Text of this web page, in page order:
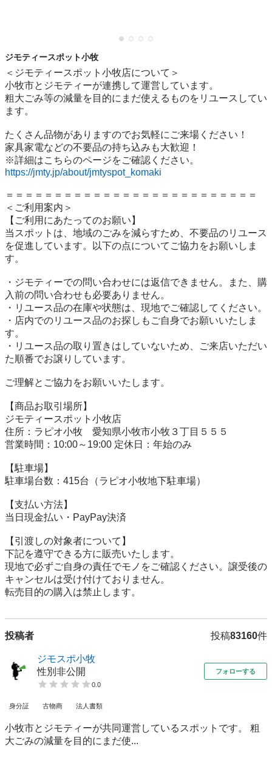
ジモティースポット小牧
＜ジモティースポット小牧店について＞
小牧市とジモティーが連携して運営しています。
粗⼤ごみ等の減量を⽬的にまだ使えるものをリユースしてい
ます。
たくさん品物がありますのでお気軽にご来場ください！
家具家電などの不要品の持ち込みも大歓迎！
https://jmty.jp/about/jmtyspot_komaki
＝＝＝＝＝＝＝＝＝＝＝＝＝＝＝＝＝＝＝＝＝＝＝＝＝＝
＜ご利用案内＞
【ご利用にあたってのお願い】
当スポットは、地域のごみを減らすため、不要品のリユース
を促進しています。以下の点についてご協力をお願いしま
す。
・ジモティーでの問い合わせには返信できません。また、購
入前の問い合わせも必要ありません。
・リユース品の在庫や状態は、現地でご確認してください。
・店内でのリユース品のお探しもご自身でお願いいたしま
す。
・リユース品の取り置きはしていないため、ご来店いただい
た順番でお譲りしています。
ご理解とご協力をお願いいたします。
【商品お取引場所】
ジモティースポット小牧店
住所：ラピオ小牧　愛知県小牧市小牧３丁目５５５
営業時間：10:00～19:00 定休日：年始のみ
【駐⾞場】
駐車場台数：415台（ラピオ小牧地下駐車場）
【⽀払い⽅法】
当日現金払い・PayPay決済
【引渡しの対象者について】
下記を遵守できる⽅に販売いたします。
現地で必ずご⾃⾝の責任でモノをご確認ください。譲受後の
キャンセルは受け付けておりません。
転売⽬的の購⼊は禁⽌します。
投稿者 投稿83160件
ジモスポ小牧
性別非公開
0.0
フォローする
身分証 古物商 法人書類
小牧市とジモティーが共同運営しているスポットです。 粗
⼤ごみの減量を⽬的にまだ使...